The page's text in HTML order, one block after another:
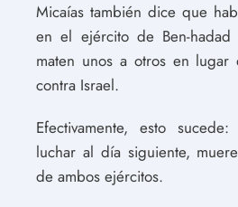
Micaías también dice que
en el ejército de Ben-
maten unos a otros en lugar
contra Israel.
Efectivamente, esto
luchar al día siguiente,
de ambos ejércitos.